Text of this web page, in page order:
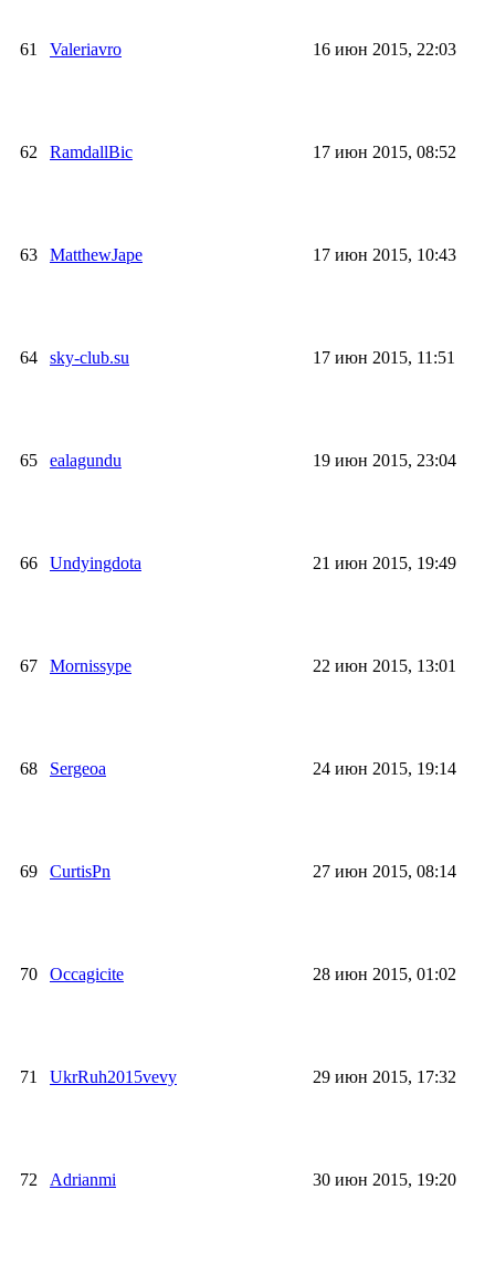
61 Valeriavro 16 июн 2015, 22:03
62 RamdallBic 17 июн 2015, 08:52
63 MatthewJape 17 июн 2015, 10:43
64 sky-club.su 17 июн 2015, 11:51
65 ealagundu 19 июн 2015, 23:04
66 Undyingdota 21 июн 2015, 19:49
67 Mornissype 22 июн 2015, 13:01
68 Sergeoa 24 июн 2015, 19:14
69 CurtisPn 27 июн 2015, 08:14
70 Occagicite 28 июн 2015, 01:02
71 UkrRuh2015vevy 29 июн 2015, 17:32
72 Adrianmi 30 июн 2015, 19:20